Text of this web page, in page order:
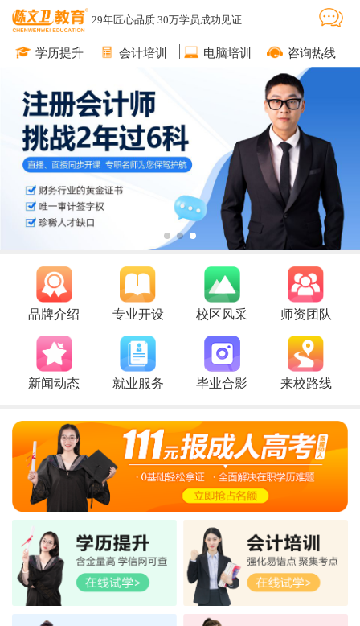
29年匠心品质 30万学员成功见证
学历提升 会计培训 电脑培训 咨询热线
品牌介绍 专业开设 校区风采 师资团队
新闻动态 就业服务 毕业合影 来校路线